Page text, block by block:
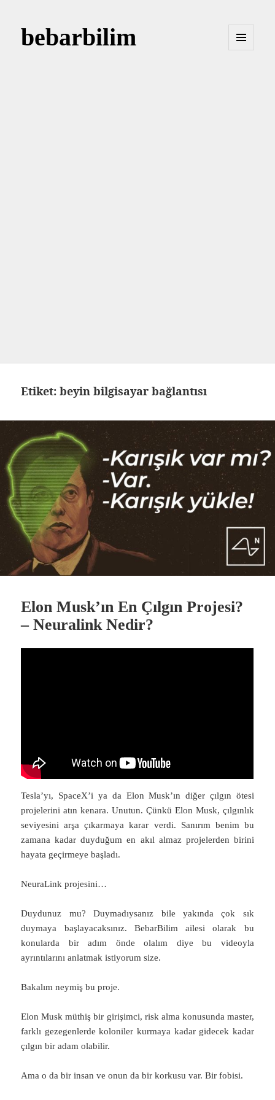
bebarbilim
Etiket:beyin bilgisayar bağlantısı
Elon Musk’ın En Çılgın Projesi?
– Neuralink Nedir?
Tesla’yı, SpaceX’i ya da Elon Musk’ın diğer çılgın ötesi
projelerini atın kenara. Unutun. Çünkü Elon Musk, çılgınlık
seviyesini arşa çıkarmaya karar verdi. Sanırım benim bu
zamana kadar duyduğum en akıl almaz projelerden birini
hayata geçirmeye başladı.
NeuraLink projesini…
Duydunuz mu? Duymadıysanız bile yakında çok sık
duymaya başlayacaksınız. BebarBilim ailesi olarak bu
konularda bir adım önde olalım diye bu videoyla
ayrıntılarını anlatmak istiyorum size.
Bakalım neymiş bu proje.
Elon Musk müthiş bir girişimci, risk alma konusunda master,
farklı gezegenlerde koloniler kurmaya kadar gidecek kadar
çılgın bir adam olabilir.
Ama o da bir insan ve onun da bir korkusu var. Bir fobisi.